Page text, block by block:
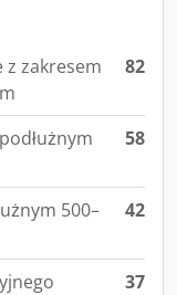
zakresem
82
58
500–
42
37